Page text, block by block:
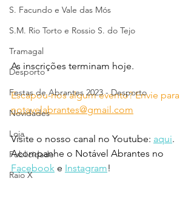
S. Facundo e Vale das Mós
S.M. Rio Torto e Rossio S. do Tejo
Tramagal
Desporto
Festas de Abrantes 2023 - Desporto
Novidades
Loja
Publicidade
Raio X
As inscrições terminam hoje.
Escapou-nos algum evento? Envie para
notavelabrantes@gmail.com
Visite o nosso canal no Youtube: aqui.
Acompanhe o Notável Abrantes no
Facebook e Instagram!